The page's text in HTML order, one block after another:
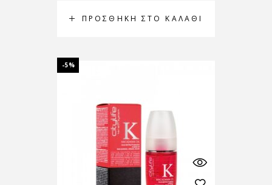
ΠΡΟΣΘΉΚΗ ΣΤΟ ΚΑΛΆΘΙ
-5%